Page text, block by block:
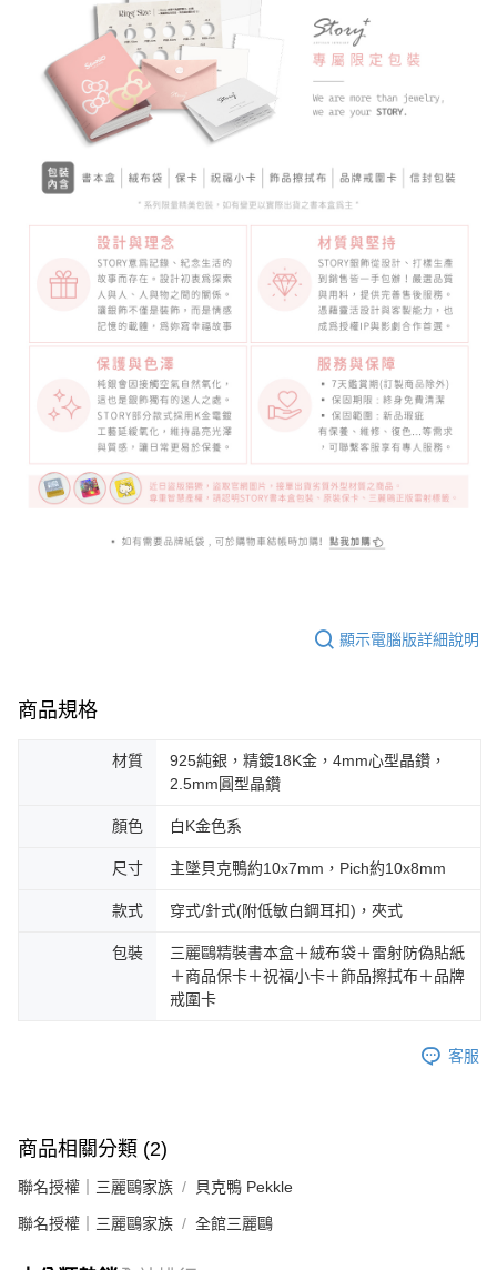
顯示電腦版詳細說明
商品規格
材質
925純銀，精鍍18K金，4mm心型晶鑽，
2.5mm圓型晶鑽
顏色 白K金色系
尺寸 主墜貝克鴨約10x7mm，Pich約10x8mm
款式 穿式/針式(附低敏白鋼耳扣)，夾式
包裝
三麗鷗精裝書本盒＋絨布袋＋雷射防偽貼紙
＋商品保卡＋祝福小卡＋飾品擦拭布＋品牌
戒圍卡
客服
商品相關分類 (2)
聯名授權｜三麗鷗家族 貝克鴨 Pekkle
聯名授權｜三麗鷗家族 全館三麗鷗